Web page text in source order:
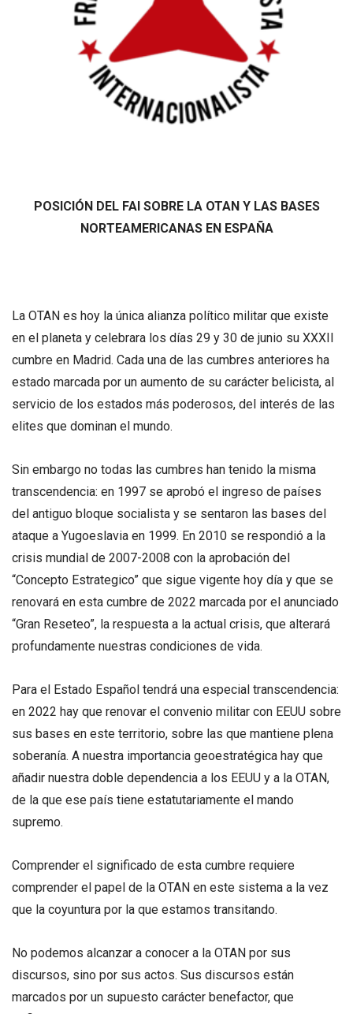
POSICIÓN DEL FAI SOBRE LA OTAN Y LAS BASES
NORTEAMERICANAS EN ESPAÑA
La OTAN es hoy la única alianza político militar que existe
en el planeta y celebrara los días 29 y 30 de junio su XXXII
cumbre en Madrid. Cada una de las cumbres anteriores ha
estado marcada por un aumento de su carácter belicista, al
servicio de los estados más poderosos, del interés de las
elites que dominan el mundo.
Sin embargo no todas las cumbres han tenido la misma
transcendencia: en 1997 se aprobó el ingreso de países
del antiguo bloque socialista y se sentaron las bases del
ataque a Yugoeslavia en 1999. En 2010 se respondió a la
crisis mundial de 2007-2008 con la aprobación del
“Concepto Estrategico” que sigue vigente hoy día y que se
renovará en esta cumbre de 2022 marcada por el anunciado
“Gran Reseteo”, la respuesta a la actual crisis, que alterará
profundamente nuestras condiciones de vida.
Para el Estado Español tendrá una especial transcendencia:
en 2022 hay que renovar el convenio militar con EEUU sobre
sus bases en este territorio, sobre las que mantiene plena
soberanía. A nuestra importancia geoestratégica hay que
añadir nuestra doble dependencia a los EEUU y a la OTAN,
de la que ese país tiene estatutariamente el mando
supremo.
Comprender el significado de esta cumbre requiere
comprender el papel de la OTAN en este sistema a la vez
que la coyuntura por la que estamos transitando.
No podemos alcanzar a conocer a la OTAN por sus
discursos, sino por sus actos. Sus discursos están
marcados por un supuesto carácter benefactor, que